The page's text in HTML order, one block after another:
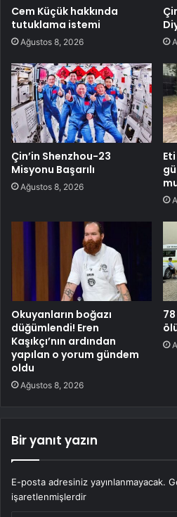
Cem Küçük hakkında
tutuklama istemi
Ağustos 8, 2026
Çin’in Shenzhou-23
Misyonu Başarılı
Ağustos 8, 2026
Okuyanların boğazı
düğümlendi! Eren
Kaşıkçı’nın ardından
yapılan o yorum gündem
oldu
Ağustos 8, 2026
Bir yanıt yazın
E-posta adresiniz yayınlanmayacak.
işaretlenmişlerdir